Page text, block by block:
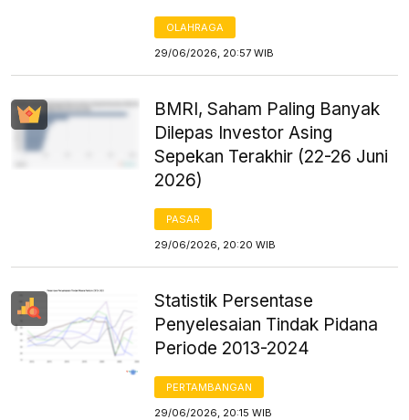
OLAHRAGA
29/06/2026, 20:57 WIB
BMRI, Saham Paling Banyak
Dilepas Investor Asing
Sepekan Terakhir (22-26 Juni
2026)
PASAR
29/06/2026, 20:20 WIB
Statistik Persentase
Penyelesaian Tindak Pidana
Periode 2013-2024
PERTAMBANGAN
29/06/2026, 20:15 WIB